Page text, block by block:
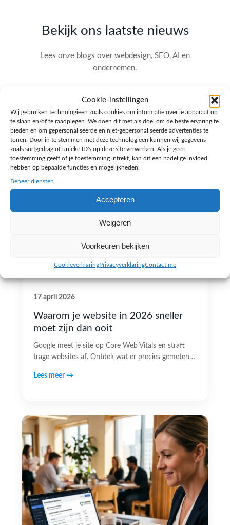
Cookie-instellingen
Wij gebruiken technologieën zoals cookies om informatie over je apparaat op
te slaan en/of te raadplegen. We doen dit met als doel om de beste ervaring te
bieden en om gepersonaliseerde en niet-gepersonaliseerde advertenties te
tonen. Door in te stemmen met deze technologieën kunnen wij gegevens
zoals surfgedrag of unieke ID's op deze site verwerken. Als je geen
toestemming geeft of je toestemming intrekt, kan dit een nadelige invloed
hebben op bepaalde functies en mogelijkheden.
Beheer diensten
Accepteren
Weigeren
Voorkeuren bekijken
CookieverklaringPrivacyverklaringContact me
Bekijk ons laatste nieuws
Lees onze blogs over webdesign, SEO, AI en
ondernemen.
17 april 2026
Waarom je website in 2026 sneller
moet zijn dan ooit
Google meet je site op Core Web Vitals en straft
trage websites af. Ontdek wat er precies gemeten…
Lees meer →